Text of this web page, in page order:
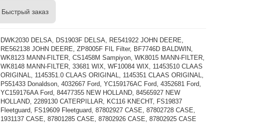
Быстрый заказ
DWK2030 DELSA, DS1903F DELSA, RE541922 JOHN DEERE,
RE562138 JOHN DEERE, ZP8005F FIL Filter, BF7746D BALDWIN,
WK8123 MANN-FILTER, CS1458M Sampiyon, WK8015 MANN-FILTER,
WK8148 MANN-FILTER, 33681 WIX, WF10084 WIX, 11453510 CLAAS
ORIGINAL, 1145351.0 CLAAS ORIGINAL, 1145351 CLAAS ORIGINAL,
P551433 Donaldson, 4032667 Ford, YC159176AC Ford, 4352681 Ford,
YC159176AA Ford, 84477355 NEW HOLLAND, 84565927 NEW
HOLLAND, 2289130 CATERPILLAR, KC116 KNECHT, FS19837
Fleetguard, FS19609 Fleetguard, 87802927 CASE, 87802728 CASE,
1931137 CASE, 87801285 CASE, 87802926 CASE, 87802925 CASE